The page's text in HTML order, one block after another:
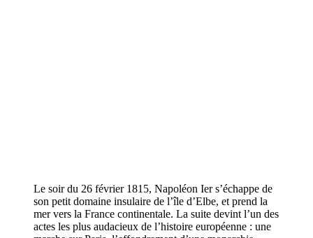
Le soir du 26 février 1815, Napoléon Ier s’échappe de
son petit domaine insulaire de l’île d’Elbe, et prend la
mer vers la France continentale. La suite devint l’un des
actes les plus audacieux de l’histoire européenne : une